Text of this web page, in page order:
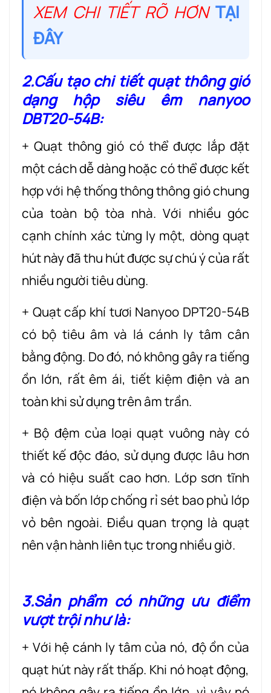
XEM CHI TIẾT RÕ HƠN TẠI
ĐÂY
2.Cấu tạo chi tiết quạt thông gió
dạng hộp siêu êm nanyoo
DBT20-54B:
+ Quạt thông gió có thể được lắp đặt
một cách dễ dàng hoặc có thể được kết
hợp với hệ thống thông thông gió chung
của toàn bộ tòa nhà. Với nhiều góc
cạnh chính xác từng ly một, dòng quạt
hút này đã thu hút được sự chú ý của rất
nhiều người tiêu dùng.
+ Quạt cấp khí tươi Nanyoo DPT20-54B
có bộ tiêu âm và lá cánh ly tâm cân
bằng động. Do đó, nó không gây ra tiếng
ồn lớn, rất êm ái, tiết kiệm điện và an
toàn khi sử dụng trên âm trần.
+ Bộ đệm của loại quạt vuông này có
thiết kế độc đáo, sử dụng được lâu hơn
và có hiệu suất cao hơn. Lớp sơn tĩnh
điện và bốn lớp chống rỉ sét bao phủ lớp
vỏ bên ngoài. Điều quan trọng là quạt
nên vận hành liên tục trong nhiều giờ.
3.Sản phẩm có những ưu điểm
vượt trội như là:
+ Với hệ cánh ly tâm của nó, độ ồn của
quạt hút này rất thấp. Khi nó hoạt động,